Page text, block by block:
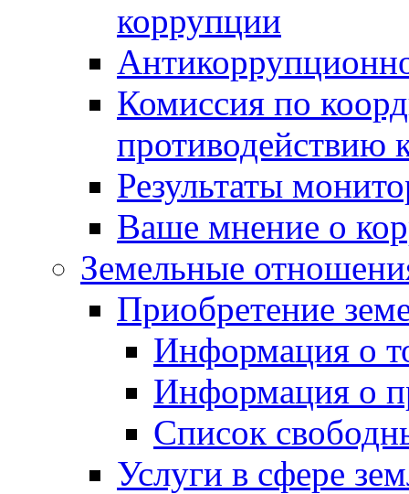
коррупции
Комиссия по
противодействию
Результаты
Ваше мнение о
Земельные
Приобретение
Информация о
Информация о
Список
Услуги в сфере